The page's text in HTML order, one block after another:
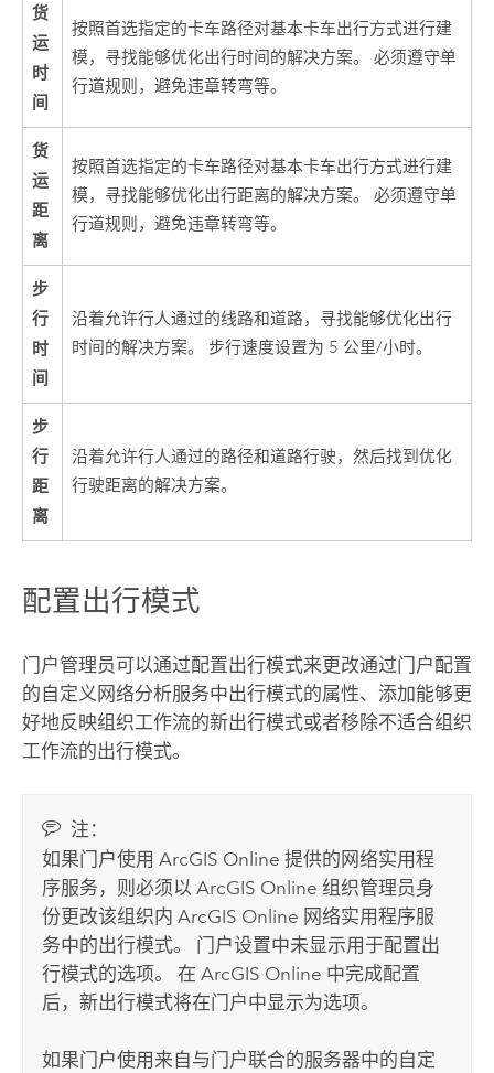
货
运
时
间
按照首选指定的卡车路径对基本卡车出行方式进行建
模，寻找能够优化出行时间的解决方案。 必须遵守单
行道规则，避免违章转弯等。
货
运
距
离
按照首选指定的卡车路径对基本卡车出行方式进行建
模，寻找能够优化出行距离的解决方案。 必须遵守单
行道规则，避免违章转弯等。
步
行
时
间
沿着允许行人通过的线路和道路，寻找能够优化出行
时间的解决方案。 步行速度设置为 5 公里/小时。
步
行
距
离
沿着允许行人通过的路径和道路行驶，然后找到优化
行驶距离的解决方案。
配置出行模式
门户管理员可以通过配置出行模式来更改通过门户配置
的自定义网络分析服务中出行模式的属性、添加能够更
好地反映组织工作流的新出行模式或者移除不适合组织
工作流的出行模式。
注：
如果门户使用ArcGIS Online 提供的网络实用程
序服务，则必须以ArcGIS Online 组织管理员身
份更改该组织内ArcGIS Online 网络实用程序服
务中的出行模式。 门户设置中未显示用于配置出
行模式的选项。 在ArcGIS Online 中完成配置
后，新出行模式将在门户中显示为选项。
如果门户使用来自与门户联合的服务器中的自定